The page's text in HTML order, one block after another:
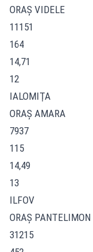
ORAŞ VIDELE
11151
164
14,71
12
IALOMIŢA
ORAŞ AMARA
7937
115
14,49
13
ILFOV
ORAŞ PANTELIMON
31215